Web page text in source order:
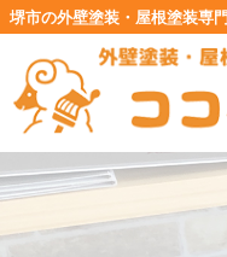
堺市の外壁塗装・屋根塗装専